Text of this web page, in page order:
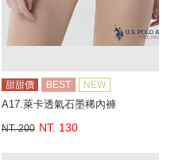
甜甜價 BEST NEW
A17.萊卡透氣石墨稀內褲
NT. 200 NT. 130